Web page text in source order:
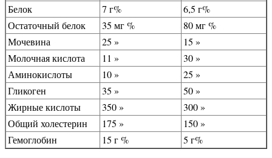
Белок
7 г%
6,5 г%
Остаточный белок
35 мг %
80 мг %
Мочевина
25 »
15 »
Молочная кислота
11 »
30 »
Аминокислоты
10 »
25 »
Гликоген
35 »
50 »
Жирные кислоты
350 »
300 »
Общий холестерин
175 »
150 »
Гемоглобин
15 г %
5 г%